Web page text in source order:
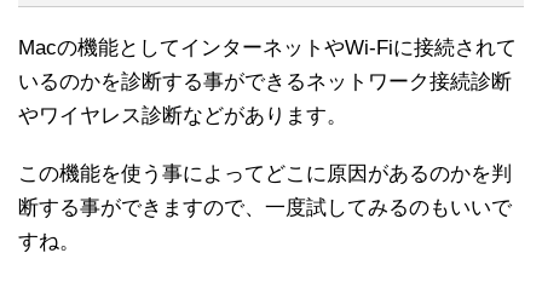
Macの機能としてインターネットやWi-Fiに接続されて
いるのかを診断する事ができるネットワーク接続診断
やワイヤレス診断などがあります。
この機能を使う事によってどこに原因があるのかを判
断する事ができますので、一度試してみるのもいいで
すね。